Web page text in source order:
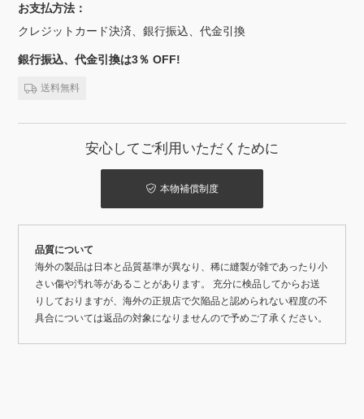
お支払方法：
クレジットカード決済、銀行振込、代金引換
銀行振込、代金引換は3％ OFF!
送料無料
安心してご利用いただくために
本物補償制度
品質について
海外の製品は日本と品質基準が異なり、稀に縫製が雑であったり小
さい傷や汚れ等があることがあります。 充分に検品してからお送
りしておりますが、海外の正規店で欠陥品と認められない程度の不
具合については返品の対象になりませんので予めご了承ください。